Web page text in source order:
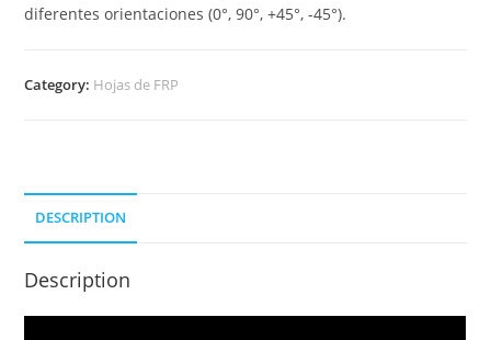
diferentes orientaciones (0°, 90°, +45°, -45°).
Category: Hojas de FRP
DESCRIPTION
Description